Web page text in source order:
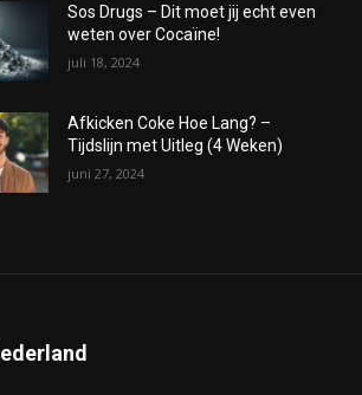
Sos Drugs – Dit moet jij echt even
weten over Cocaïne!
juli 18, 2024
Afkicken Coke Hoe Lang? –
Tijdslijn met Uitleg (4 Weken)
juni 27, 2024